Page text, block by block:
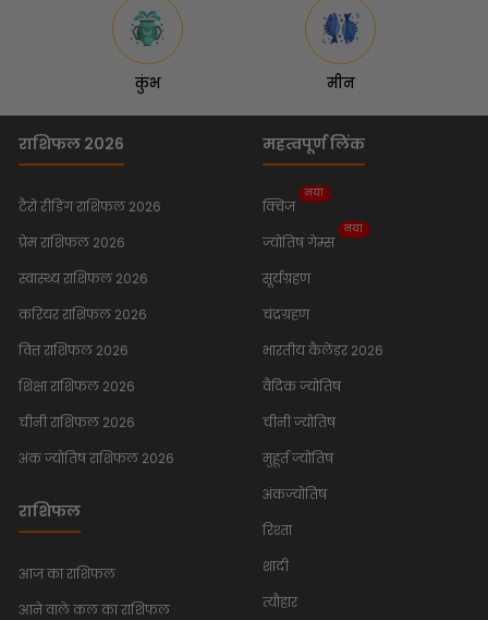
कुंभ मीन
राशिफल 2026
टैरो रीडिंग राशिफल 2026
प्रेम राशिफल 2026
स्वास्थ्य राशिफल 2026
करियर राशिफल 2026
वित्त राशिफल 2026
शिक्षा राशिफल 2026
चीनी राशिफल 2026
अंक ज्योतिष राशिफल 2026
राशिफल
आज का राशिफल
आने वाले कल का राशिफल
महत्वपूर्ण लिंक
क्विज
नया
ज्योतिष गेम्स
नया
सूर्यग्रहण
चंद्रग्रहण
भारतीय कैलेंडर 2026
वैदिक ज्योतिष
चीनी ज्योतिष
मुहूर्त ज्योतिष
अंकज्योतिष
रिश्ता
शादी
त्यौहार